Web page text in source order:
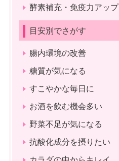
酵素補充・免疫力アップ
目安別でさがす
腸内環境の改善
糖質が気になる
すこやかな毎日に
お酒を飲む機会多い
野菜不足が気になる
抗酸化成分を摂りたい